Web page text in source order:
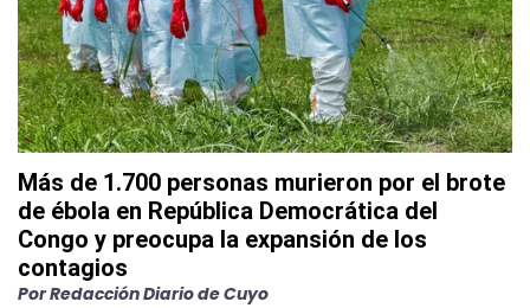
Más de 1.700 personas murieron por el brote
de ébola en República Democrática del
Congo y preocupa la expansión de los
contagios
PorRedacción Diario de Cuyo